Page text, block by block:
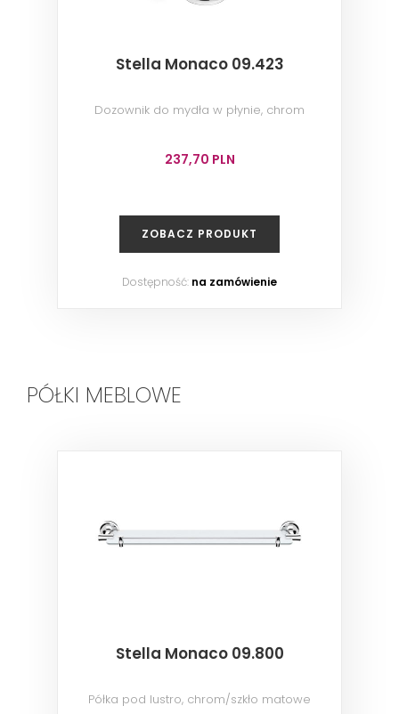
Stella Monaco 09.423
Dozownik do mydła w płynie, chrom
237,70 PLN
ZOBACZ PRODUKT
Dostępność: na zamówienie
PÓŁKI MEBLOWE
Stella Monaco 09.800
Półka pod lustro, chrom/szkło matowe